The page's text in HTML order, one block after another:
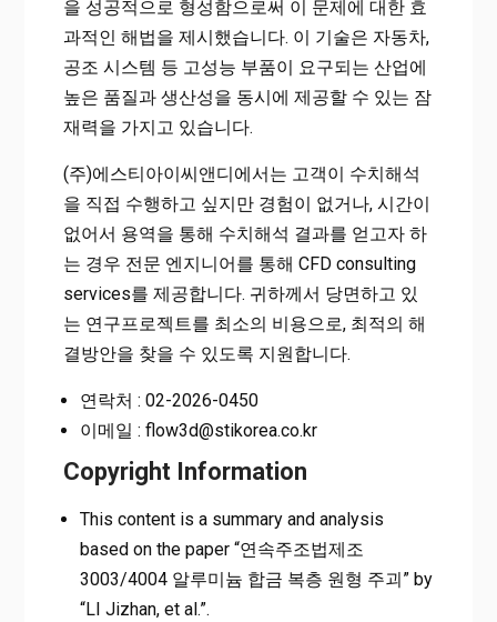
을 성공적으로 형성함으로써 이 문제에 대한 효
과적인 해법을 제시했습니다. 이 기술은 자동차,
공조 시스템 등 고성능 부품이 요구되는 산업에
높은 품질과 생산성을 동시에 제공할 수 있는 잠
재력을 가지고 있습니다.
(주)에스티아이씨앤디에서는 고객이 수치해석
을 직접 수행하고 싶지만 경험이 없거나, 시간이
없어서 용역을 통해 수치해석 결과를 얻고자 하
는 경우 전문 엔지니어를 통해 CFD consulting
services를 제공합니다. 귀하께서 당면하고 있
는 연구프로젝트를 최소의 비용으로, 최적의 해
결방안을 찾을 수 있도록 지원합니다.
연락처 : 02-2026-0450
이메일 : flow3d@stikorea.co.kr
Copyright Information
This content is a summary and analysis
based on the paper “연속주조법제조
3003/4004 알루미늄 합금 복층 원형 주괴” by
“LI Jizhan, et al.”.